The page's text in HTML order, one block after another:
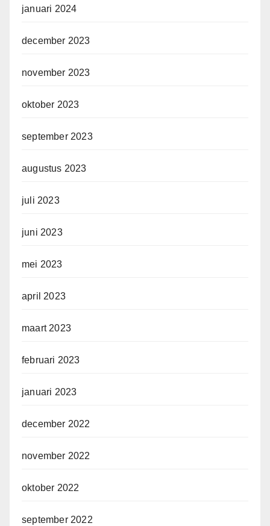
januari 2024
december 2023
november 2023
oktober 2023
september 2023
augustus 2023
juli 2023
juni 2023
mei 2023
april 2023
maart 2023
februari 2023
januari 2023
december 2022
november 2022
oktober 2022
september 2022